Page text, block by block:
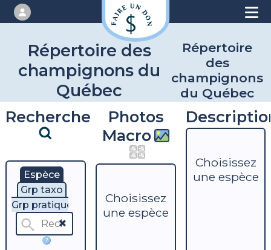
Répertoire des
champignons du
Québec
Répertoire
des
champignons
du Québec
Recherche
Espèce
Grp taxo
Grp pratique
?
Photos
Macro
Choisissez
une espèce
Choisissez
une espèce